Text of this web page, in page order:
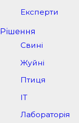
Експерти
Рішення
Свині
Жуйні
Птиця
IT
Лабораторія